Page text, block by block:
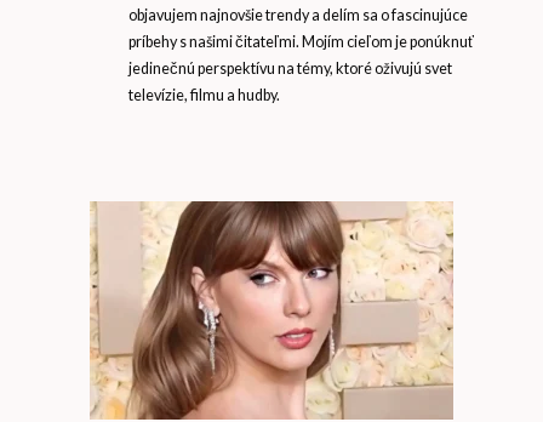
objavujem najnovšie trendy a delím sa o fascinujúce
príbehy s našimi čitateľmi. Mojím cieľom je ponúknuť
jedinečnú perspektívu na témy, ktoré oživujú svet
televízie, filmu a hudby.